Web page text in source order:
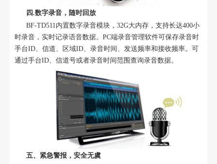
四.数字录音，随时回放
BF-TD511内置数字录音模块，32G大内存，支持长达400小
时录音，实时记录语音数据。PC端录音管理软件可保存录音时
手台ID、信道、区域ID、录音时间、发送频率和接收频率。可
通过手台ID、信道号或者录音时间范围查询录音数据。
五、紧急警报，安全无虞